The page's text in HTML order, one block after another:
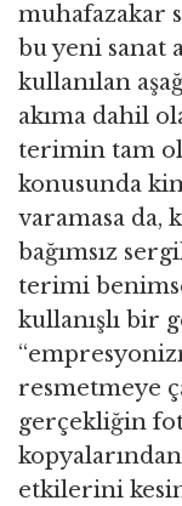
muhafazakar
bu yeni sanat
kullanılan
akıma dahil
terimin tam
konusunda
varamasa da,
bağımsız
terimi
kullanışlı bir
resmetmeye
gerçekliğin
etkilerini